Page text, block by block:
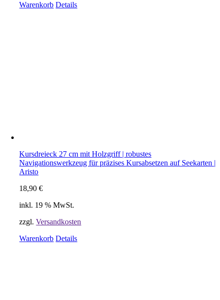
Warenkorb Details
Kursdreieck 27 cm mit Holzgriff | robustes
Navigationswerkzeug für präzises Kursabsetzen auf Seekarten |
Aristo
18,90€
inkl. 19 % MwSt.
zzgl.Versandkosten
Warenkorb Details